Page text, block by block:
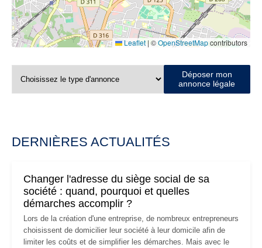
Leaflet | ©OpenStreetMapcontributors
Déposer mon
annonce légale
DERNIÈRES ACTUALITÉS
Changer l'adresse du siège social de sa
société : quand, pourquoi et quelles
démarches accomplir ?
Lors de la création d'une entreprise, de nombreux entrepreneurs
choisissent de domicilier leur société à leur domicile afin de
limiter les coûts et de simplifier les démarches. Mais avec le